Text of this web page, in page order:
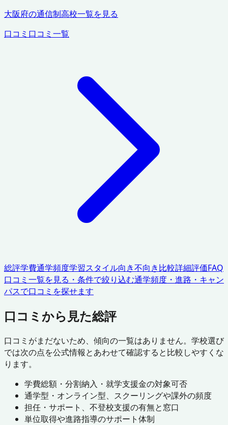
大阪府の通信制高校一覧を見る
口コミ 口コミ一覧
総評学費通学頻度学習スタイル向き不向き比較詳細評価FAQ
口コミ一覧を見る・条件で絞り込む通学頻度・進路・キャン
パスで口コミを探せます
口コミから見た総評
口コミがまだないため、傾向の一覧はありません。学校選び
では次の点を公式情報とあわせて確認すると比較しやすくな
ります。
学費総額・分割納入・就学支援金の対象可否
通学型・オンライン型、スクーリングや課外の頻度
担任・サポート、不登校支援の有無と窓口
単位取得や進路指導のサポート体制